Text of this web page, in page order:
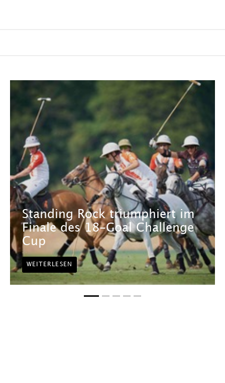
Standing Rock triumphiert im
Finale des 18-Goal Challenge
Cup
WEITERLESEN